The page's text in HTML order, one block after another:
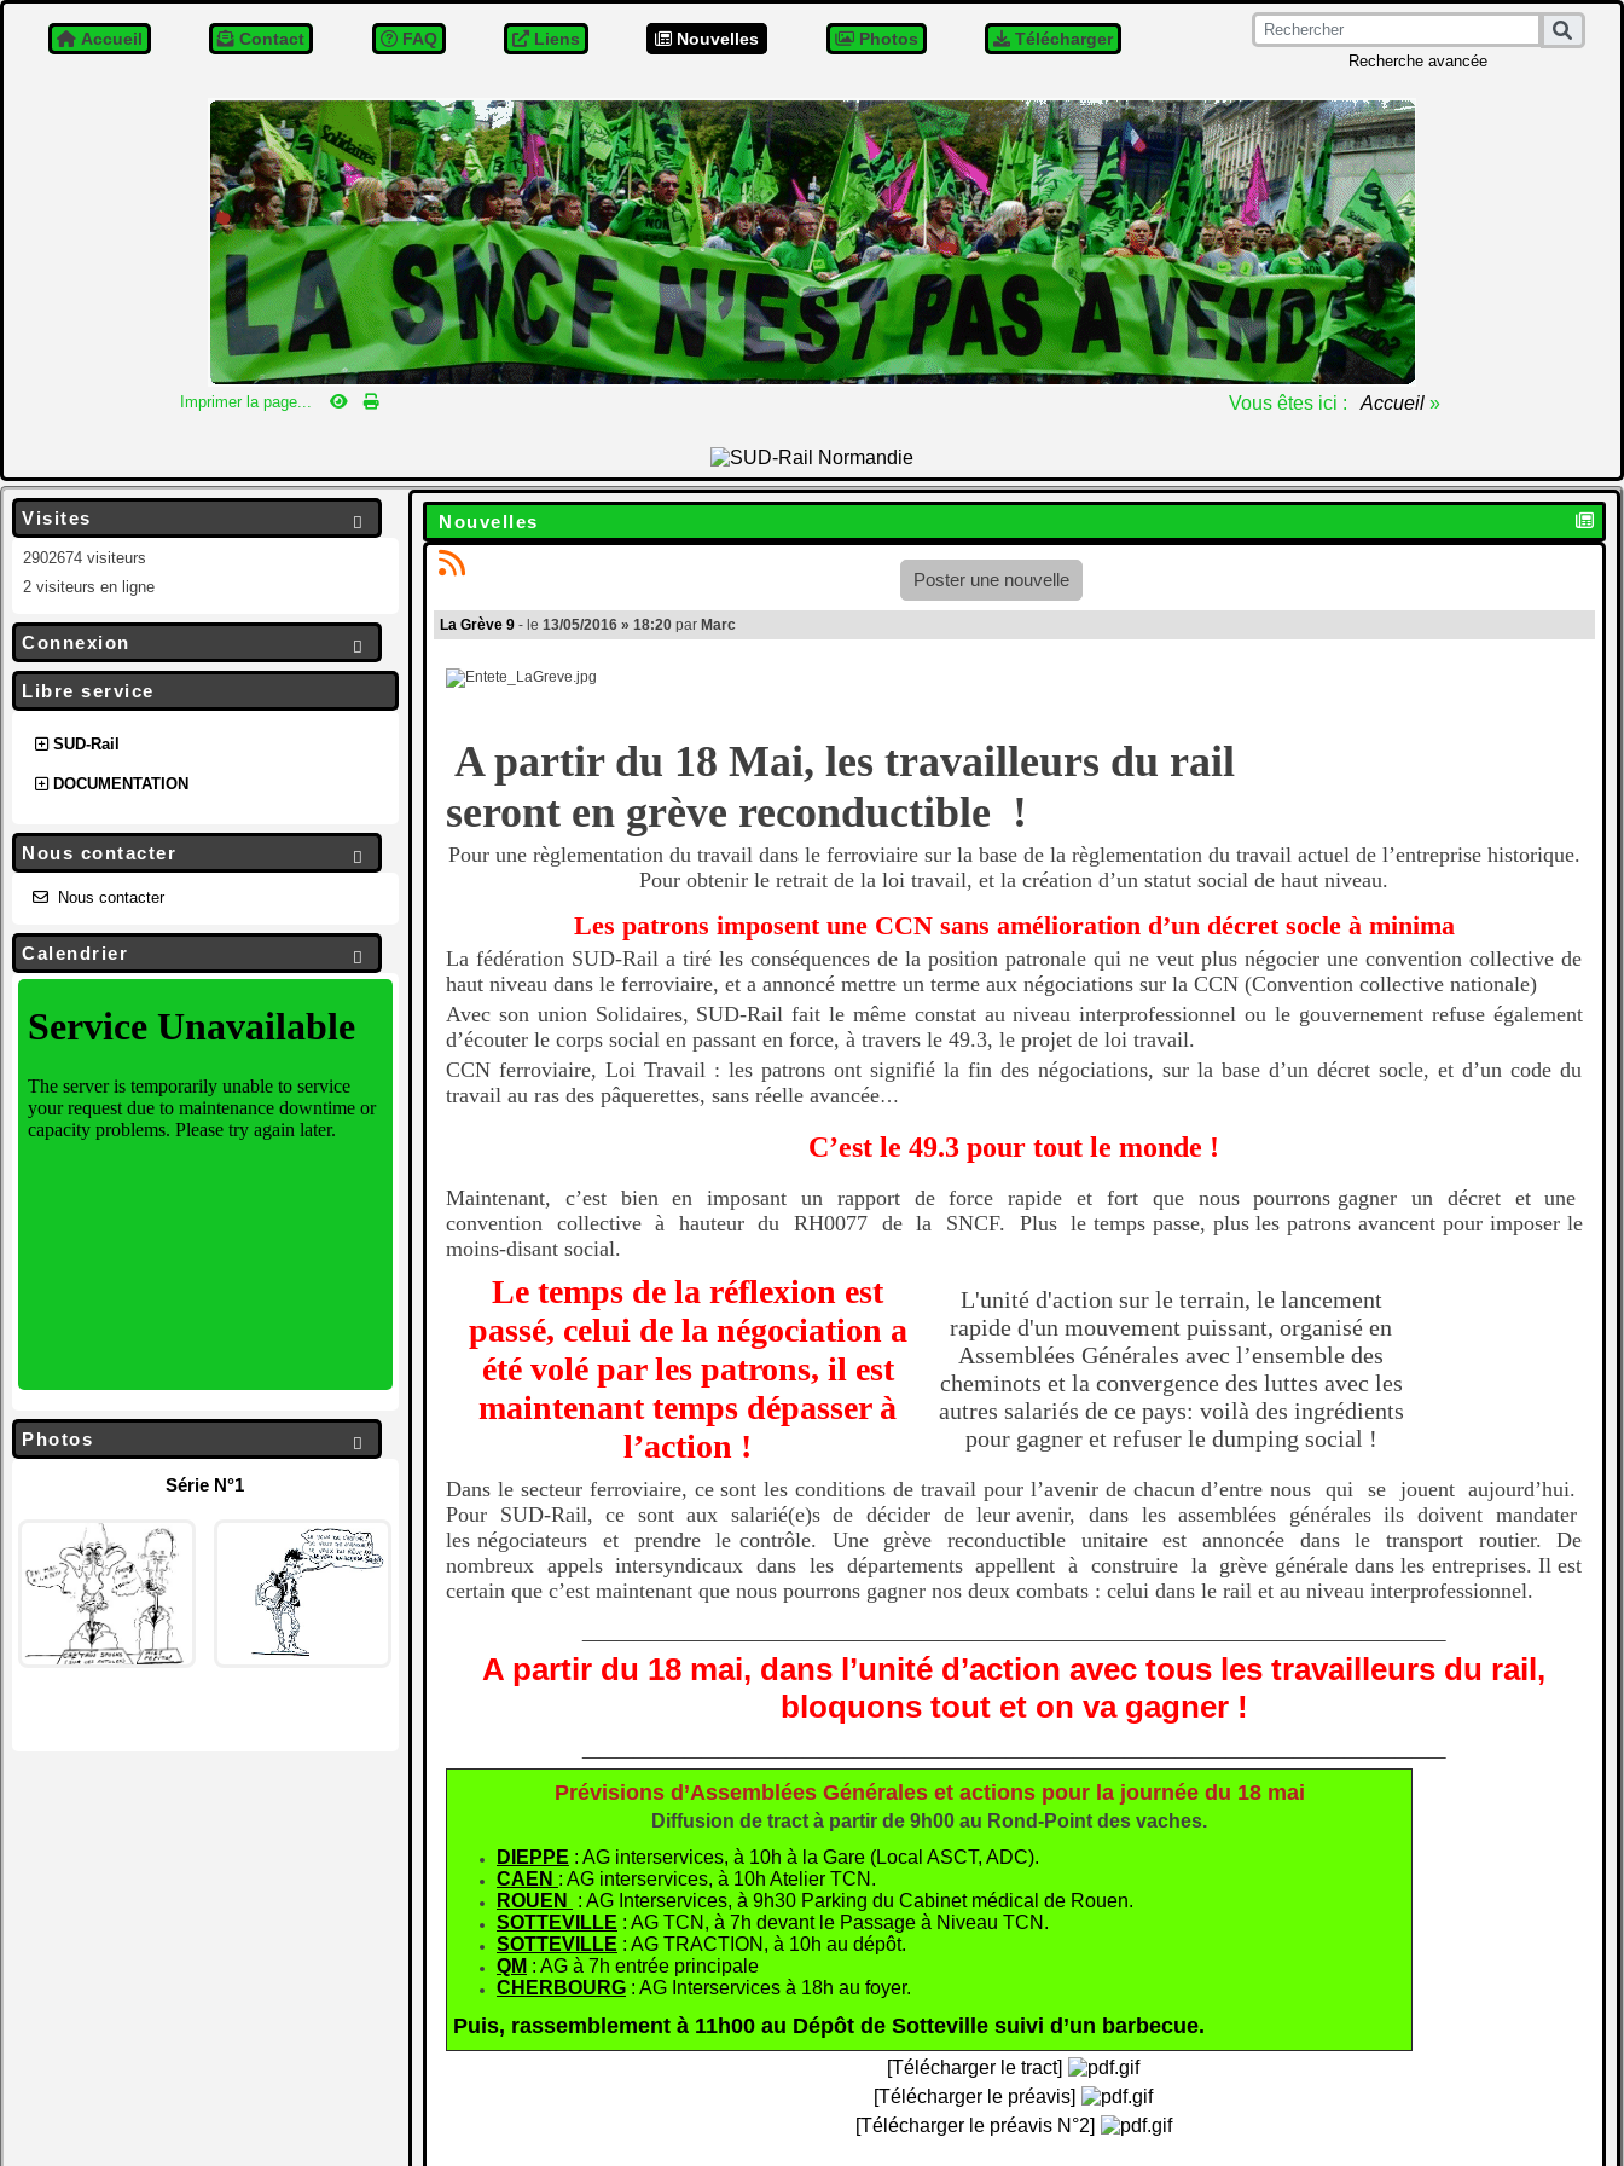
Accueil Contact FAQ Liens Nouvelles Photos Télécharger
Recherche avancée
Imprimer la page... Vous êtes ici : Accueil »

Visites
2902674 visiteurs
2 visiteurs en ligne

Connexion
Libre service
SUD-Rail
DOCUMENTATION

Nous contacter
Nous contacter

Calendrier

Photos
Série N°1
Nouvelles
Poster une nouvelle
La Grève 9 - le 13/05/2016 » 18:20 par Marc
A partir du 18 Mai, les travailleurs du rail
seront en grève reconductible !
Pour une règlementation du travail dans le ferroviaire sur la base de la règlementation du travail actuel de l’entreprise historique.
Pour obtenir le retrait de la loi travail, et la création d’un statut social de haut niveau.
Les patrons imposent une CCN sans amélioration d’un décret socle à minima
La fédération SUD-Rail a tiré les conséquences de la position patronale qui ne veut plus négocier une convention collective de
haut niveau dans le ferroviaire, et a annoncé mettre un terme aux négociations sur la CCN (Convention collective nationale)
Avec son union Solidaires, SUD-Rail fait le même constat au niveau interprofessionnel ou le gouvernement refuse également
d’écouter le corps social en passant en force, à travers le 49.3, le projet de loi travail.
CCN ferroviaire, Loi Travail : les patrons ont signifié la fin des négociations, sur la base d’un décret socle, et d’un code du
travail au ras des pâquerettes, sans réelle avancée…
C’est le 49.3 pour tout le monde !
Maintenant, c’est bien en imposant un rapport de force rapide et fort que nous pourrons gagner un décret et une
convention collective à hauteur du RH0077 de la SNCF. Plus le temps passe, plus les patrons avancent pour imposer le
moins-disant social.
Le temps de la réflexion est
passé, celui de la négociation a
été volé par les patrons, il est
maintenant temps dépasser à
l’action !
L'unité d'action sur le terrain, le lancement
rapide d'un mouvement puissant, organisé en
Assemblées Générales avec l’ensemble des
cheminots et la convergence des luttes avec les
autres salariés de ce pays: voilà des ingrédients
pour gagner et refuser le dumping social !
Dans le secteur ferroviaire, ce sont les conditions de travail pour l’avenir de chacun d’entre nous qui se jouent aujourd’hui.
Pour SUD-Rail, ce sont aux salarié(e)s de décider de leur avenir, dans les assemblées générales ils doivent mandater
les négociateurs et prendre le contrôle. Une grève reconductible unitaire est annoncée dans le transport routier. De
nombreux appels intersyndicaux dans les départements appellent à construire la grève générale dans les entreprises. Il est
certain que c’est maintenant que nous pourrons gagner nos deux combats : celui dans le rail et au niveau interprofessionnel.
A partir du 18 mai, dans l’unité d’action avec tous les travailleurs du rail,
bloquons tout et on va gagner !
Prévisions d’Assemblées Générales et actions pour la journée du 18 mai
Diffusion de tract à partir de 9h00 au Rond-Point des vaches.
DIEPPE : AG interservices, à 10h à la Gare (Local ASCT, ADC).
CAEN : AG interservices, à 10h Atelier TCN.
ROUEN
: AG Interservices, à 9h30 Parking du Cabinet médical de Rouen.
SOTTEVILLE : AG TCN, à 7h devant le Passage à Niveau TCN.
SOTTEVILLE : AG TRACTION, à 10h au dépôt.
QM : AG à 7h entrée principale
CHERBOURG : AG Interservices à 18h au foyer.
Puis, rassemblement à 11h00 au Dépôt de Sotteville suivi d’un barbecue.
[Télécharger le tract]
[Télécharger le préavis]
[Télécharger le préavis N°2]